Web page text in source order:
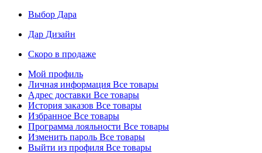
Выбор Дара
Дар Дизайн
Скоро в продаже
Мой профиль
Личная информация Все товары
Адрес доставки Все товары
История заказов Все товары
Избранное Все товары
Программа лояльности Все товары
Изменить пароль Все товары
Выйти из профиля Все товары